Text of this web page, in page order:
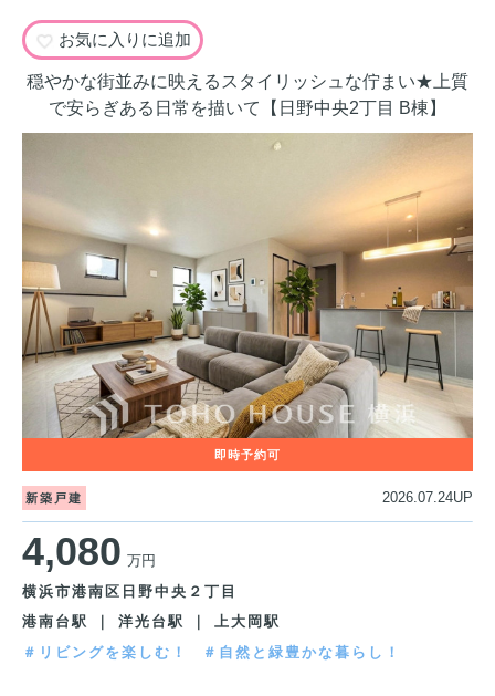
お気に入りに追加
穏やかな街並みに映えるスタイリッシュな佇まい★上質
で安らぎある日常を描いて【日野中央2丁目 B棟】
新築戸建 2026.07.24UP
4,080 万円
横浜市港南区日野中央２丁目
港南台駅 ｜ 洋光台駅 ｜ 上大岡駅
＃リビングを楽しむ！
＃自然と緑豊かな暮らし！